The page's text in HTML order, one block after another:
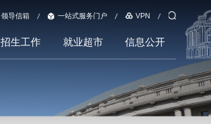
领导信箱 一站式服务门户 VPN
招生工作 就业超市 信息公开